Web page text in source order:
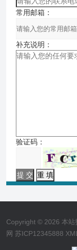
常用邮箱：
补充说明：
验证码：
Copyright © 2026 本站
网苏ICP12345888 XML